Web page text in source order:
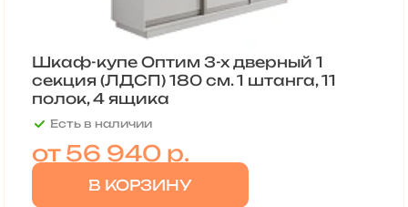
Шкаф-купе Оптим 3-х дверный 1
секция (ЛДСП) 180 см. 1 штанга, 11
полок, 4 ящика
Есть в наличии
от 56 940 р.
В КОРЗИНУ